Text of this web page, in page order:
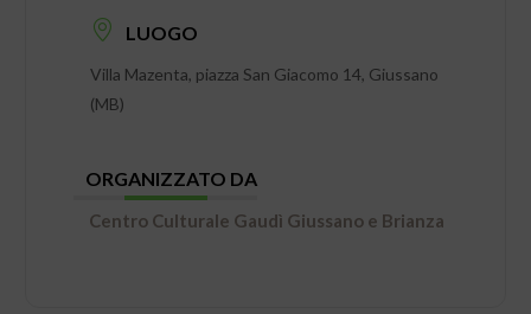
LUOGO
Villa Mazenta, piazza San Giacomo 14, Giussano
(MB)
ORGANIZZATO DA
Centro Culturale Gaudì Giussano e Brianza